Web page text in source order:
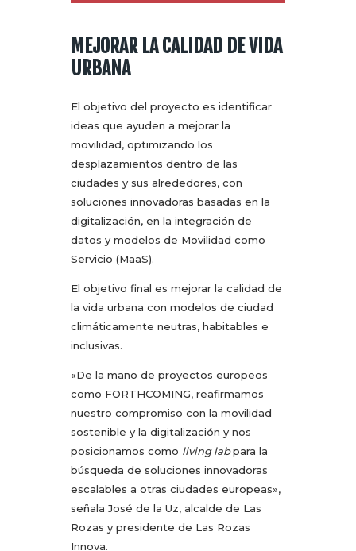
MEJORAR LA CALIDAD DE VIDA
URBANA
El objetivo del proyecto es identificar
ideas que ayuden a mejorar la
movilidad, optimizando los
desplazamientos dentro de las
ciudades y sus alrededores, con
soluciones innovadoras basadas en la
digitalización, en la integración de
datos y modelos de Movilidad como
Servicio (MaaS).
El objetivo final es mejorar la calidad de
la vida urbana con modelos de ciudad
climáticamente neutras, habitables e
inclusivas.
«De la mano de proyectos europeos
como FORTHCOMING, reafirmamos
nuestro compromiso con la movilidad
sostenible y la digitalización y nos
posicionamos como living labpara la
búsqueda de soluciones innovadoras
escalables a otras ciudades europeas»,
señala José de la Uz, alcalde de Las
Rozas y presidente de Las Rozas
Innova.